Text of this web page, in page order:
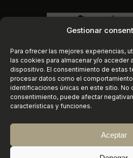
Gestionar
Para ofrecer las mejores experiencias,
las cookies para almacenar y/o acceder
dispositivo. El consentimiento de estas
procesar datos como el
identificaciones únicas en este sitio. No
consentimiento, puede afectar
características y funciones.
Aceptar
X
Conservatorio